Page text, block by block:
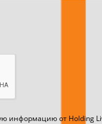
информацию от Holding